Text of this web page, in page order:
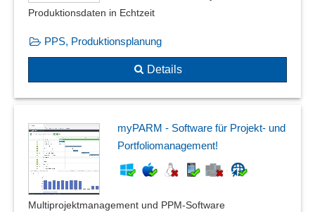
Produktionsdaten in Echtzeit
PPS, Produktionsplanung
Details
myPARM - Software für Projekt- und
Portfoliomanagement!
Multiprojektmanagement und PPM-Software